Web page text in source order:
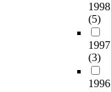
1998
(5)
1997
(3)
1996